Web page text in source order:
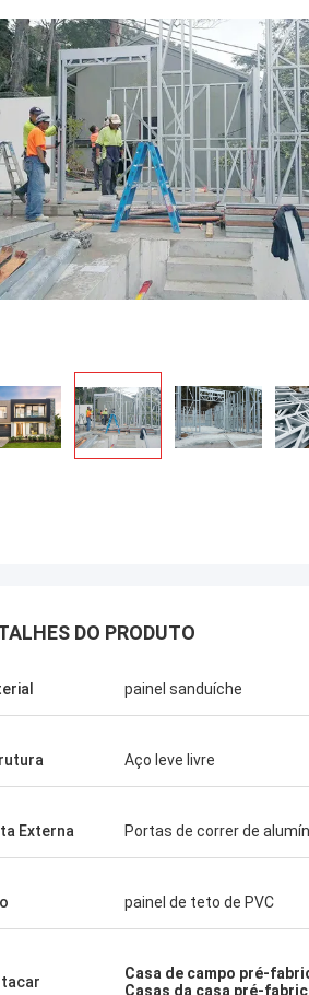
Michael Cairns
DO PRODUTO
painel sanduíche
Aço leve livre
Externa Portas de correr de
painel de teto de PVC
Casa de campo pré-
Casas da casa pré-